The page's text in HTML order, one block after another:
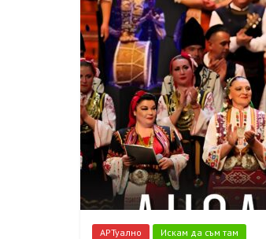
АРТуално Искам да съм там